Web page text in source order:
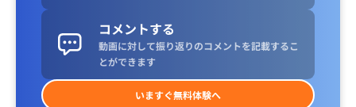
コメントする
動画に対して振り返りのコメントを記載するこ
とができます
いますぐ無料体験へ